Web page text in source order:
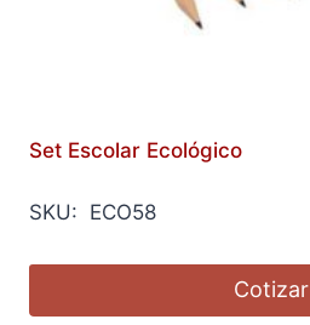
Set Escolar Ecológico
SKU: ECO58
Cotizar